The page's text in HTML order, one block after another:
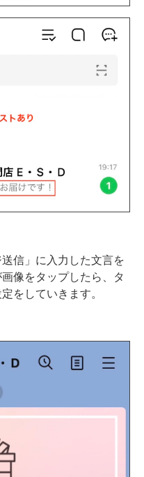
信」に入力した文言を
像をタップしたら、タ
をしていきます。